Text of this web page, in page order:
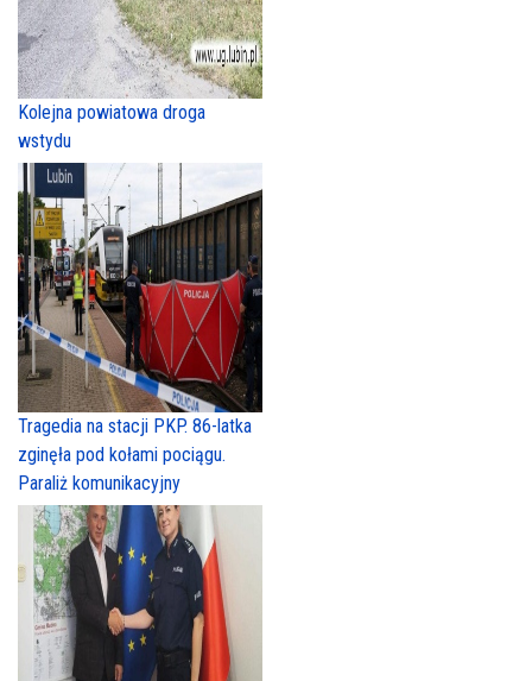
Kolejna powiatowa droga
wstydu
Tragedia na stacji PKP. 86-latka
zginęła pod kołami pociągu.
Paraliż komunikacyjny